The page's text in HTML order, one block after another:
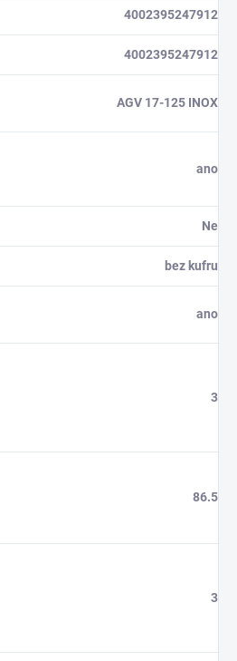
4002395247912
4002395247912
AGV 17-125 INOX
ano
Ne
bez kufru
ano
3
86.5
3